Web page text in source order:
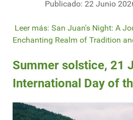
Publicado: 22 Junio
Leer más: San Juan's Night: A
Enchanting Realm of Tradition
Summer solstice, 21
International Day of